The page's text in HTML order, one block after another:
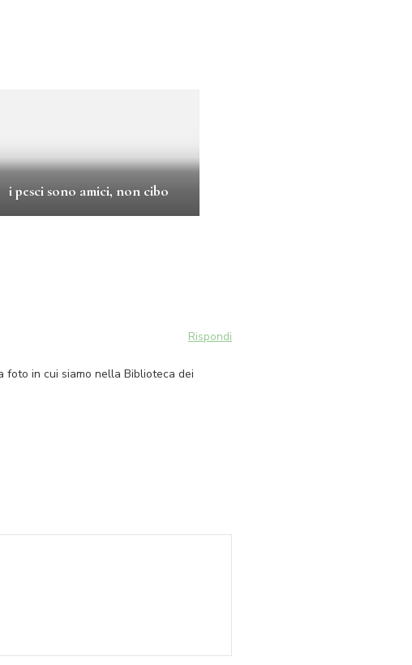
i pesci sono amici, non cibo
Rispondi
foto in cui siamo nella Biblioteca dei